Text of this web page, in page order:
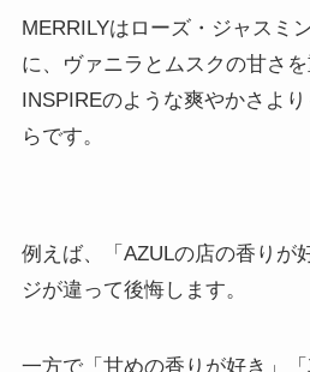
MERRILYはローズ・ジャスミ
に、ヴァニラとムスクの甘さを
INSPIREのような爽やかさよ
らです。
例えば、「AZULの店の香りが
ジが違って後悔します。
一方で「甘めの香りが好き」